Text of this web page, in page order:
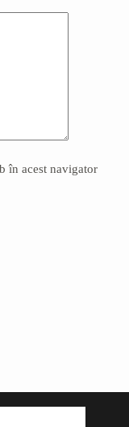
în acest navigator